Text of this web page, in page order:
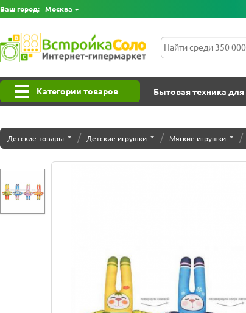
Ваш город: Москва
Категории товаров Бытовая техника для
Детские товары / Детские игрушки / Мягкие игрушки /